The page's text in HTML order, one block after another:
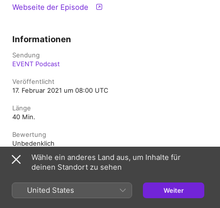
Webseite der Episode
Informationen
Sendung
EVENT Podcast
Veröffentlicht
17. Februar 2021 um 08:00 UTC
Länge
40 Min.
Bewertung
Unbedenklich
Copyright © 2026 Apple Inc.
Alle Rechte vorbehalten.
Wähle ein anderes Land aus, um Inhalte für
deinen Standort zu sehen
United States Weiter